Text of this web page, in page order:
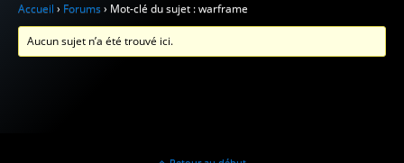
Accueil › Forums › Mot-clé du sujet : warframe
Aucun sujet n’a été trouvé ici.